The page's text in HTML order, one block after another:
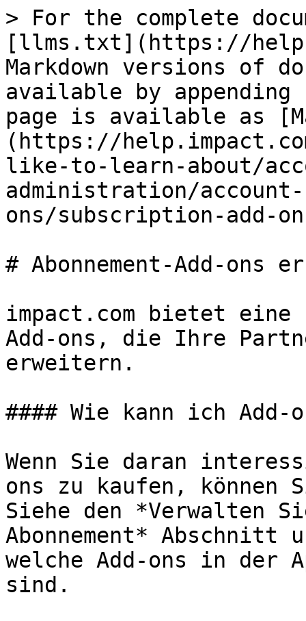
> For the complete
[llms.txt](https://
Markdown versions of
available by
page is available as
(https://
like-to-learn-about/
administration/
ons/subscription-add-
# Abonnement-Add-ons
impact.com bietet
Add-ons, die Ihre
erweitern.
#### Wie kann ich Add-
Wenn Sie daran
ons zu kaufen,
Siehe den *Verwalten
Abonnement* Abschnitt
welche Add-ons in der
sind.